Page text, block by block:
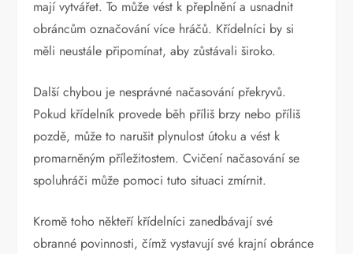
mají vytvářet. To může vést k přeplnění a usnadnit
obráncům označování více hráčů. Křídelníci by si
měli neustále připomínat, aby zůstávali široko.
Další chybou je nesprávné načasování překryvů.
Pokud křídelník provede běh příliš brzy nebo příliš
pozdě, může to narušit plynulost útoku a vést k
promarněným příležitostem. Cvičení načasování se
spoluhráči může pomoci tuto situaci zmírnit.
Kromě toho někteří křídelníci zanedbávají své
obranné povinnosti, čímž vystavují své krajní obránce